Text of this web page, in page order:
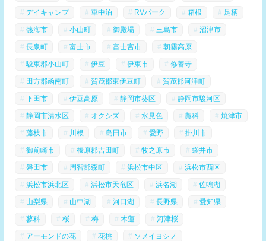
デイキャンプ 車中泊 RVパーク 箱根 足柄
熱海市 小山町 御殿場 三島市 沼津市
長泉町 富士市 富士宮市 朝霧高原
駿東郡小山町 伊豆 伊東市 修善寺
田方郡函南町 賀茂郡東伊豆町 賀茂郡河津町
下田市 伊豆高原 静岡市葵区 静岡市駿河区
静岡市清水区 オクシズ 水見色 藁科 焼津市
藤枝市 川根 島田市 愛野 掛川市
御前崎市 榛原郡吉田町 牧之原市 袋井市
磐田市 周智郡森町 浜松市中区 浜松市西区
浜松市浜北区 浜松市天竜区 浜名湖 佐鳴湖
山梨県 山中湖 河口湖 長野県 愛知県
蓼科 桜 梅 木蓮 河津桜
アーモンドの花 花桃 ソメイヨシノ